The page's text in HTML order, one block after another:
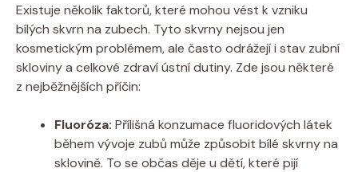
Existuje několik faktorů, které mohou vést k vzniku
bílých skvrn na zubech. Tyto skvrny nejsou jen
kosmetickým problémem, ale často odrážejí i stav zubní
skloviny a celkové zdraví ústní dutiny. Zde jsou některé
z nejběžnějších příčin:
Fluoróza: Přílišná konzumace fluoridových látek
během vývoje zubů může způsobit bílé skvrny na
sklovině. To se občas děje u dětí, které pijí